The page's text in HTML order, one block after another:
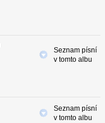
Seznam písní
v tomto albu
Seznam písní
v tomto albu